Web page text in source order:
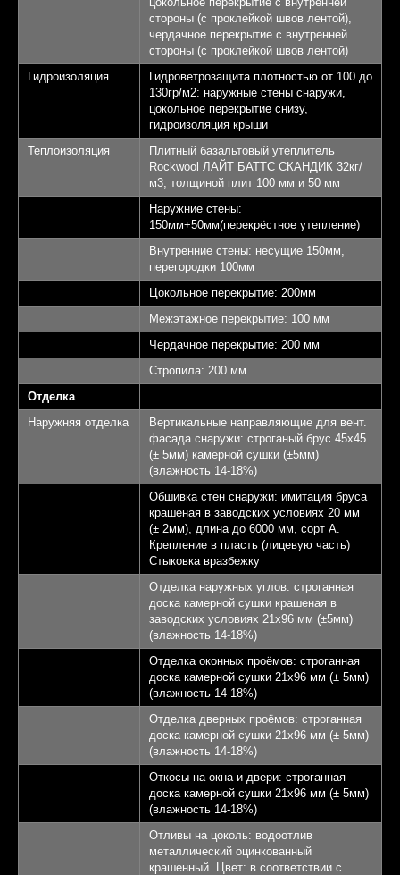
стороны (с проклейкой швов лентой),
чердачное перекрытие с внутренней
стороны (с проклейкой швов лентой)
Гидроизоляция
Гидроветрозащита плотностью от 100 до
130гр/м2: наружные стены снаружи,
цокольное перекрытие снизу,
гидроизоляция крыши
Теплоизоляция
Плитный базальтовый утеплитель
Rockwool ЛАЙТ БАТТС СКАНДИК 32кг/
м3, толщиной плит 100 мм и 50 мм
Наружние стены:
150мм+50мм(перекрёстное утепление)
Внутренние стены: несущие 150мм,
перегородки 100мм
Цокольное перекрытие: 200мм
Межэтажное перекрытие: 100 мм
Чердачное перекрытие: 200 мм
Стропила: 200 мм
Отделка
Наружняя отделка
Вертикальные направляющие для вент.
фасада снаружи: строганый брус 45х45
(± 5мм) камерной сушки (±5мм)
(влажность 14-18%)
Обшивка стен снаружи: имитация бруса
крашеная в заводских условиях 20 мм
(± 2мм), длина до 6000 мм, сорт А.
Крепление в пласть (лицевую часть)
Стыковка вразбежку
Отделка наружных углов: строганная
доска камерной сушки крашеная в
заводских условиях 21х96 мм (±5мм)
(влажность 14-18%)
Отделка оконных проёмов: строганная
доска камерной сушки 21х96 мм (± 5мм)
(влажность 14-18%)
Отделка дверных проёмов: строганная
доска камерной сушки 21х96 мм (± 5мм)
(влажность 14-18%)
Откосы на окна и двери: строганная
доска камерной сушки 21х96 мм (± 5мм)
(влажность 14-18%)
Отливы на цоколь: водоотлив
металлический оцинкованный
крашенный. Цвет: в соответствии с
Площадь 145,32 кв.м.
Выставочный
дом "Алмаз"
Спален - 3
Санузлов - 2
Терраса - 22,28 кв.м.
4
КП Афинеево Парк
Апрелевка 20 км от
6
Записаться на экскурсию